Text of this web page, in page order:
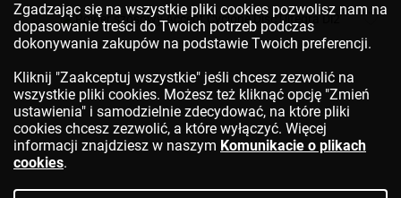
Zgadzając się na wszystkie pliki cookies pozwolisz nam na
dopasowanie treści do Twoich potrzeb podczas
dokonywania zakupów na podstawie Twoich preferencji.
Kliknij "Zaakceptuj wszystkie" jeśli chcesz zezwolić na
wszystkie pliki cookies. Możesz też kliknąć opcję "Zmień
ustawienia" i samodzielnie zdecydować, na które pliki
cookies chcesz zezwolić, a które wyłączyć. Więcej
informacji znajdziesz w naszym Komunikacie o plikach
cookies.